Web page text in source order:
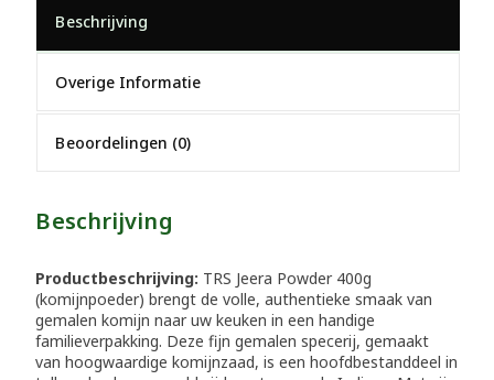
Beschrijving
Overige Informatie
Beoordelingen (0)
Beschrijving
Productbeschrijving: TRS Jeera Powder 400g
(komijnpoeder) brengt de volle, authentieke smaak van
gemalen komijn naar uw keuken in een handige
familieverpakking. Deze fijn gemalen specerij, gemaakt
van hoogwaardige komijnzaad, is een hoofdbestanddeel in